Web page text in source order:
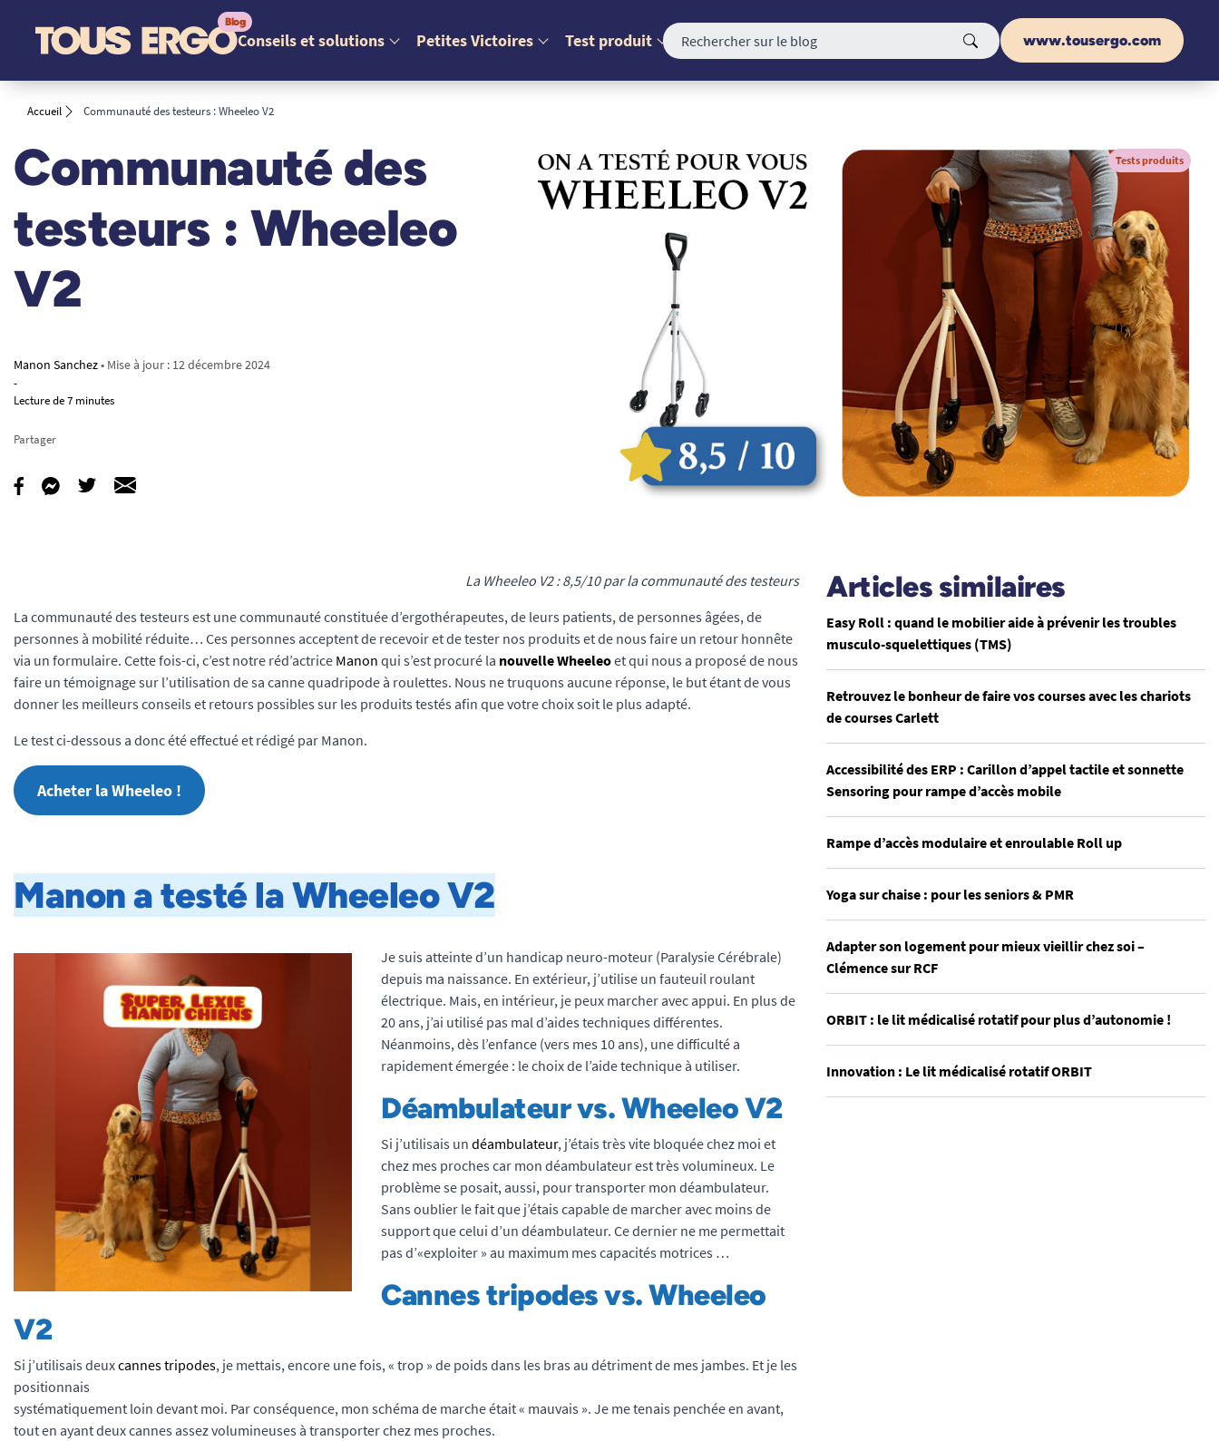
Conseils et solutions Petites Victoires Test produit www.tousergo.com
Accueil Communauté des testeurs : Wheeleo V2
Communauté des
testeurs : Wheeleo
V2
Manon Sanchez• Mise à jour : 12 décembre 2024
-
Lecture de 7 minutes
Partager
Tests produits
La Wheeleo V2 : 8,5/10 par la communauté des testeurs
La communauté des testeurs est une communauté constituée d’ergothérapeutes, de leurs patients, de personnes âgées, de
personnes à mobilité réduite… Ces personnes acceptent de recevoir et de tester nos produits et de nous faire un retour honnête
via un formulaire. Cette fois-ci, c’est notre réd’actrice Manon qui s’est procuré la nouvelle Wheeleoet qui nous a proposé de nous
faire un témoignage sur l’utilisation de sa canne quadripode à roulettes. Nous ne truquons aucune réponse, le but étant de vous
donner les meilleurs conseils et retours possibles sur les produits testés afin que votre choix soit le plus adapté.
Le test ci-dessous a donc été effectué et rédigé par Manon.
Acheter la Wheeleo !
Manon a testé la Wheeleo V2
Je suis atteinte d’un handicap neuro-moteur (Paralysie Cérébrale)
depuis ma naissance. En extérieur, j’utilise un fauteuil roulant
électrique. Mais, en intérieur, je peux marcher avec appui. En plus de
20 ans, j’ai utilisé pas mal d’aides techniques différentes.
Néanmoins, dès l’enfance (vers mes 10 ans), une difficulté a
rapidement émergée : le choix de l’aide technique à utiliser.
Déambulateur vs. Wheeleo V2
Si j’utilisais un déambulateur, j’étais très vite bloquée chez moi et
chez mes proches car mon déambulateur est très volumineux. Le
problème se posait, aussi, pour transporter mon déambulateur.
Sans oublier le fait que j’étais capable de marcher avec moins de
support que celui d’un déambulateur. Ce dernier ne me permettait
pas d’«exploiter » au maximum mes capacités motrices …
Cannes tripodes vs. Wheeleo
V2
Si j’utilisais deuxcannes tripodes, je mettais, encore une fois, « trop » de poids dans les bras au détriment de mes jambes. Et je les
positionnais
systématiquement loin devant moi. Par conséquence, mon schéma de marche était « mauvais ». Je me tenais penchée en avant,
tout en ayant deux cannes assez volumineuses à transporter chez mes proches.
Articles similaires
Easy Roll : quand le mobilier aide à prévenir les troubles
musculo-squelettiques (TMS)
Retrouvez le bonheur de faire vos courses avec les chariots
de courses Carlett
Accessibilité des ERP : Carillon d’appel tactile et sonnette
Sensoring pour rampe d’accès mobile
Rampe d’accès modulaire et enroulable Roll up
Yoga sur chaise : pour les seniors & PMR
Adapter son logement pour mieux vieillir chez soi –
Clémence sur RCF
ORBIT : le lit médicalisé rotatif pour plus d’autonomie !
Innovation : Le lit médicalisé rotatif ORBIT